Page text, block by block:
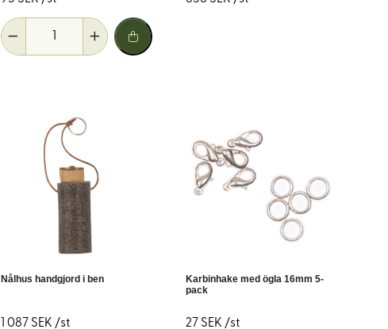
Nålhus handgjord i ben
1 087 SEK /st
Karbinhake med ögla 16mm 5-
pack
27 SEK /st